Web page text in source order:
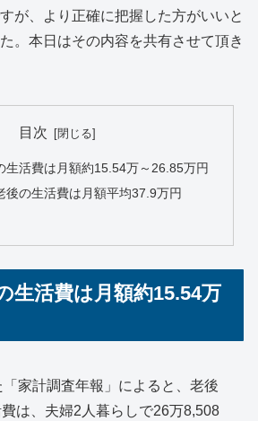
が、より正確に把握した方がいいと
。本日はその内容を共有させて頂き
目次
生活費は月額約15.54万～26.85万円
後の生活費は月額平均37.9万円
生活費は月額約15.54万
家計調査年報」によると、老後
費は、夫婦2人暮らしで26万8,508